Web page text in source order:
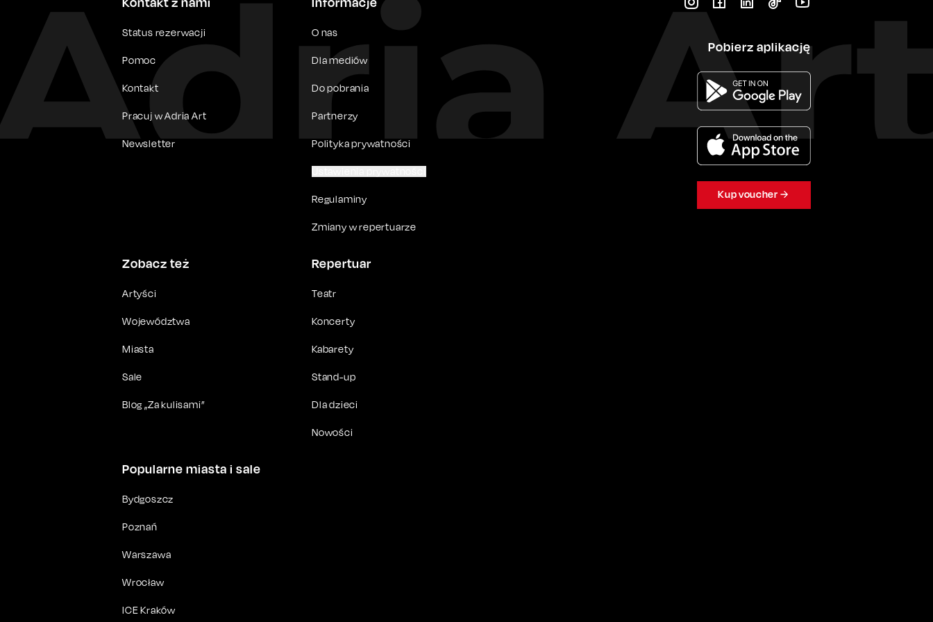
Status rezerwacji
Pomoc
Kontakt
Pracuj w Adria Art
Newsletter
O nas
Dla mediów
Do pobrania
Partnerzy
Polityka prywatności
Regulaminy
Zmiany w repertuarze
Zobacz też
Artyści
Województwa
Miasta
Sale
Blog „Za kulisami”
Repertuar
Teatr
Koncerty
Kabarety
Stand-up
Dla dzieci
Nowości
Popularne miasta i sale
Bydgoszcz
Poznań
Warszawa
Wrocław
ICE Kraków
Pobierz aplikację
Kup voucher